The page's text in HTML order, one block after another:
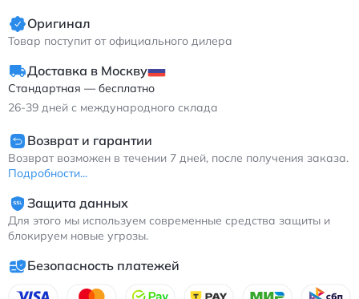
Зара мужские поло с вафельной текстурой приталенного
Оригинал
Товар поступит от официального дилера
Доставка в Москву
Стандартная — бесплатно
26-39 дней с международного склада
Возврат и гарантии
Возврат возможен в течении 7 дней, после получения заказа.
Подробности...
Защита данных
Для этого мы используем современные средства защиты и
блокируем новые угрозы.
Безопасность платежей